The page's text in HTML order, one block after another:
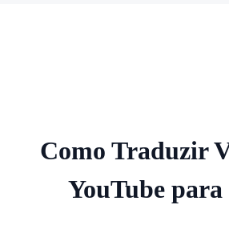
Como Traduzir
YouTube para